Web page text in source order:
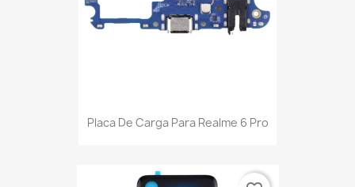
Placa De Carga Para Realme 6 Pro